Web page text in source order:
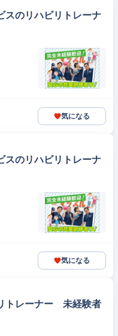
スのリハビリトレーナ
気になる
スのリハビリトレーナ
気になる
トレーナー 未経験者